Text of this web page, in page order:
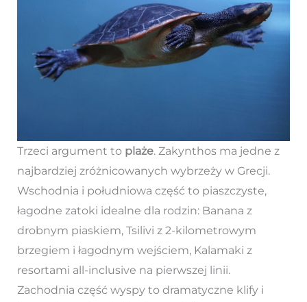
Trzeci argument to plaże. Zakynthos ma jedne z
najbardziej zróżnicowanych wybrzeży w Grecji.
Wschodnia i południowa część to piaszczyste,
łagodne zatoki idealne dla rodzin: Banana z
drobnym piaskiem, Tsilivi z 2-kilometrowym
brzegiem i łagodnym wejściem, Kalamaki z
resortami all-inclusive na pierwszej linii.
Zachodnia część wyspy to dramatyczne klify i